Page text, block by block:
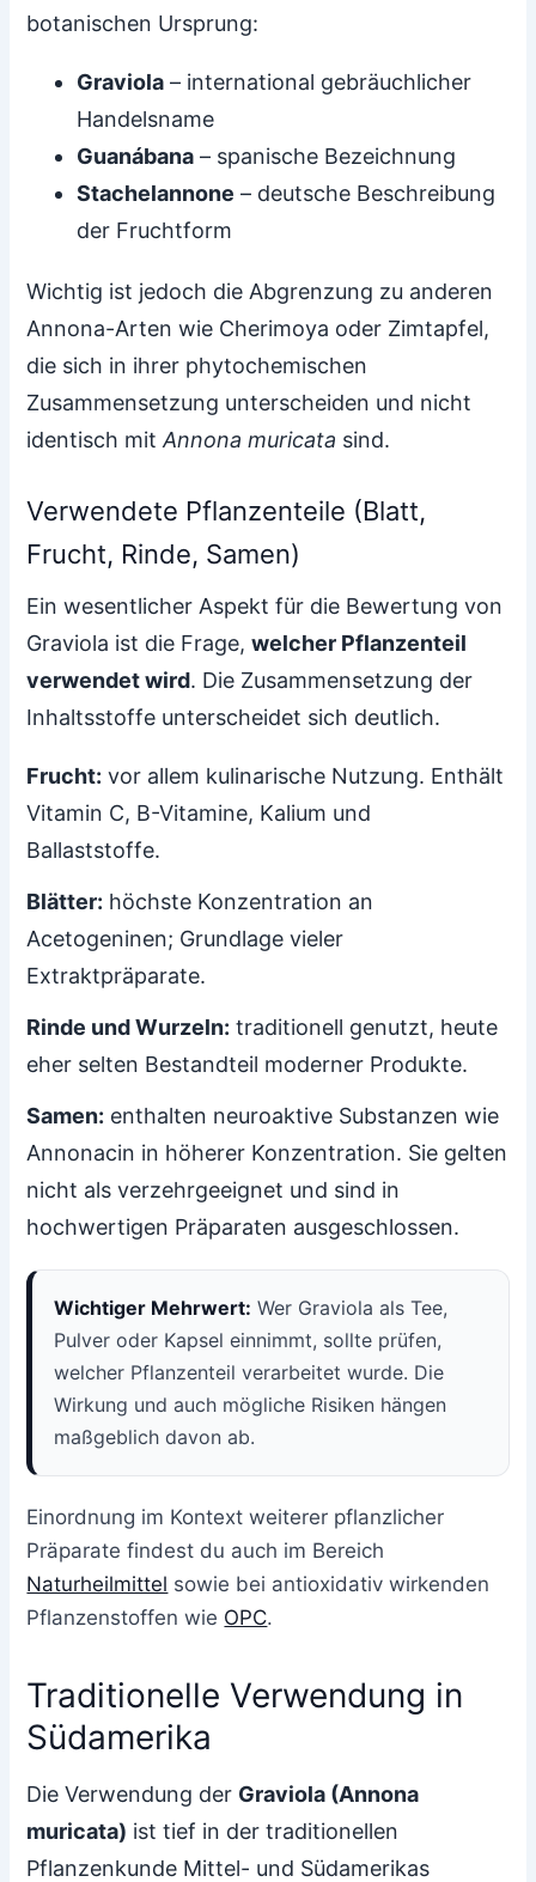
botanischen Ursprung:
Graviola – international gebräuchlicher
Handelsname
Guanábana – spanische Bezeichnung
Stachelannone – deutsche Beschreibung
der Fruchtform
Wichtig ist jedoch die Abgrenzung zu anderen
Annona-Arten wie Cherimoya oder Zimtapfel,
die sich in ihrer phytochemischen
Zusammensetzung unterscheiden und nicht
identisch mitAnnona muricata sind.
Verwendete Pflanzenteile (Blatt,
Frucht, Rinde, Samen)
Ein wesentlicher Aspekt für die Bewertung von
Graviola ist die Frage,welcher Pflanzenteil
verwendet wird. Die Zusammensetzung der
Inhaltsstoffe unterscheidet sich deutlich.
Frucht: vor allem kulinarische Nutzung. Enthält
Vitamin C, B-Vitamine, Kalium und
Ballaststoffe.
Blätter: höchste Konzentration an
Acetogeninen; Grundlage vieler
Extraktpräparate.
Rinde und Wurzeln: traditionell genutzt, heute
eher selten Bestandteil moderner Produkte.
Samen: enthalten neuroaktive Substanzen wie
Annonacin in höherer Konzentration. Sie gelten
nicht als verzehrgeeignet und sind in
hochwertigen Präparaten ausgeschlossen.
Wichtiger Mehrwert: Wer Graviola als Tee,
Pulver oder Kapsel einnimmt, sollte prüfen,
welcher Pflanzenteil verarbeitet wurde. Die
Wirkung und auch mögliche Risiken hängen
maßgeblich davon ab.
Einordnung im Kontext weiterer pflanzlicher
Präparate findest du auch im Bereich
Naturheilmittel sowie bei antioxidativ wirkenden
Pflanzenstoffen wie OPC.
Traditionelle Verwendung in
Südamerika
Die Verwendung der Graviola (Annona
muricata) ist tief in der traditionellen
Pflanzenkunde Mittel- und Südamerikas